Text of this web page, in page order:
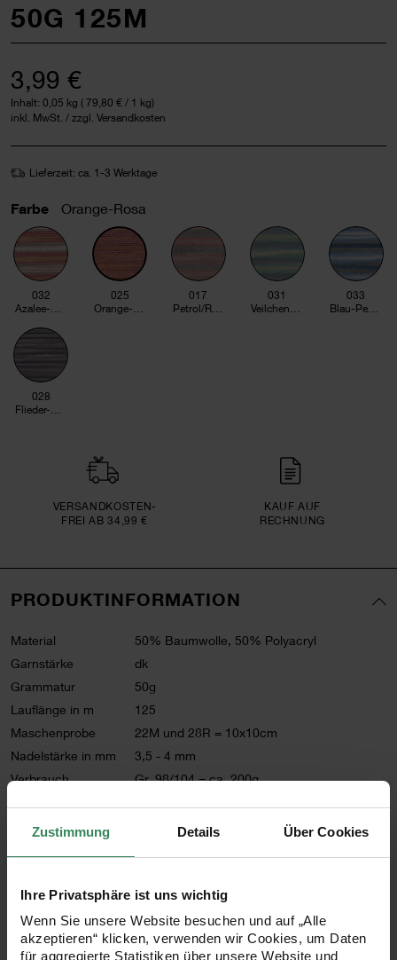
Zustimmung Details Über Cookies
Ihre Privatsphäre ist uns wichtig
Wenn Sie unsere Website besuchen und auf „Alle
akzeptieren“ klicken, verwenden wir Cookies, um Daten
für aggregierte Statistiken über unsere Website und
50G 125M
3,99 €
Inhalt: 0,05 kg ( 79,80 € / 1 kg)
inkl. MwSt. / zzgl. Versandkosten
Lieferzeit: ca. 1-3 Werktage
Farbe Orange-Rosa
032
025
017
Petrol/Rosa
031
033
028
VERSAND­KOSTEN­
FREI AB 34,99 €
KAUF AUF
RECHNUNG
PRODUKTINFORMATION
Material
50% Baumwolle, 50% Polyacryl
Garnstärke
dk
Grammatur
50g
Lauflänge in m
125
Maschenprobe
22M und 28R = 10x10cm
Nadelstärke in mm
3,5 - 4 mm
Verbrauch
Gr. 98/104 = ca. 200g
Mehr Informationen zu Pflegehinweisen
Bestell-Nr. 3226810